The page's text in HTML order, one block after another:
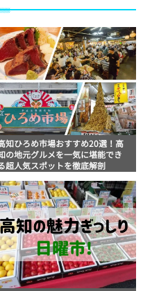
知ひろめ市場おすすめ20選！高
の地元グルメを一気に堪能でき
超人気スポットを徹底解剖